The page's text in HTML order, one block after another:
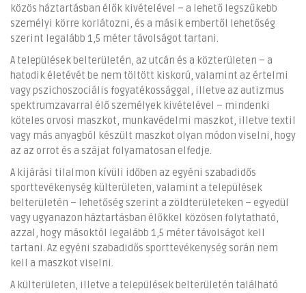
közös háztartásban élők kivételével – a lehető legszűkebb
személyi körre korlátozni, és a másik embertől lehetőség
szerint legalább 1,5 méter távolságot tartani.
A települések belterületén, az utcán és a közterületen – a
hatodik életévét be nem töltött kiskorú, valamint az értelmi
vagy pszichoszociális fogyatékossággal, illetve az autizmus
spektrumzavarral élő személyek kivételével – mindenki
köteles orvosi maszkot, munkavédelmi maszkot, illetve textil
vagy más anyagból készült maszkot olyan módon viselni, hogy
az az orrot és a szájat folyamatosan elfedje.
A kijárási tilalmon kívüli időben az egyéni szabadidős
sporttevékenység külterületen, valamint a települések
belterületén – lehetőség szerint a zöldterületeken – egyedül
vagy ugyanazon háztartásban élőkkel közösen folytatható,
azzal, hogy másoktól legalább 1,5 méter távolságot kell
tartani. Az egyéni szabadidős sporttevékenység során nem
kell a maszkot viselni.
A külterületen, illetve a települések belterületén található